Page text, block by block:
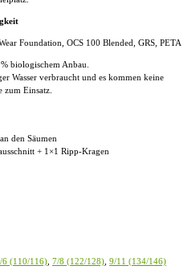
Foundation, OCS 100 Blended, GRS, PETA
biologischem Anbau.
Wasser verbraucht und es kommen keine
zum Einsatz.
den Säumen
+ 1×1 Ripp-Kragen
6 (110/116) 7/8 (122/128) 9/11 (134/146)